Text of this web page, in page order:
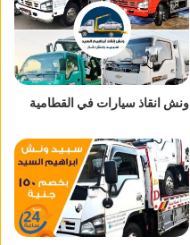
ونش انقاذ سيارات في القطامية